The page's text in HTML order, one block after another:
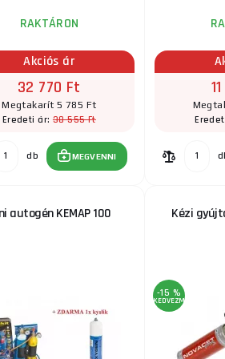
Supergas patronokkal
a fogantyún Kifolyócső
konyhai gáz bután 90 g (150ml)
teljesen kompakt, a fogantyú szálcsiszolt
égő ceruzalánggal
RAKTÁRON
Akciós ár
32 770 Ft
Megtakarít 5 785 Ft
Eredeti ár: 38 555 Ft
db MEGVENNI
autogén KEMAP 100 Kézi
-15 %
KEDVEZMÉNY